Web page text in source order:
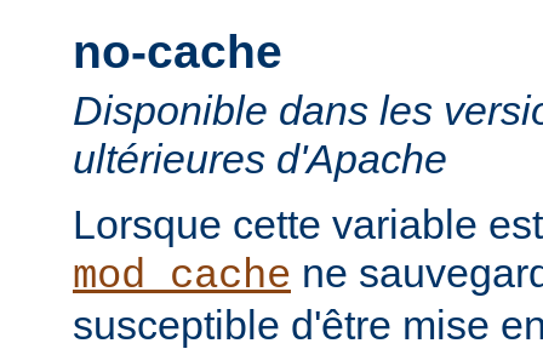
no-cache
Disponible dans les
ultérieures d'Apache
Lorsque cette variable
mod_cache ne
susceptible d'être mise